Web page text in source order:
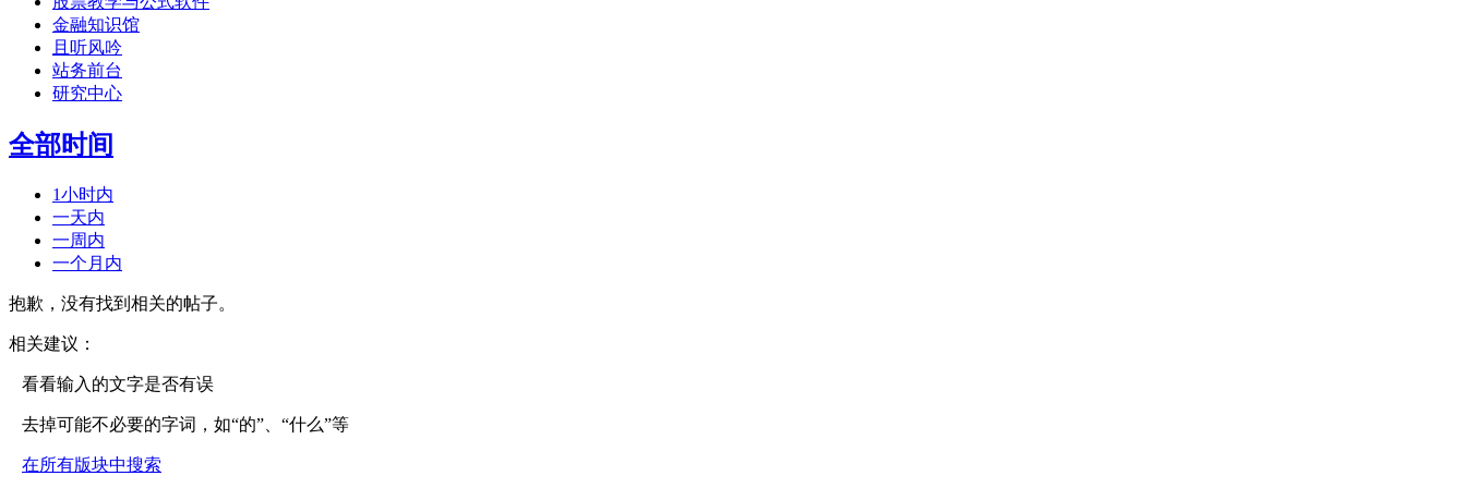
金融知识馆
且听风吟
站务前台
研究中心
全部时间
1小时内
一天内
一周内
一个月内
抱歉，没有找到相关的帖子。
相关建议：
看看输入的文字是否有误
去掉可能不必要的字词，如“的”、“什么”等
在所有版块中搜索